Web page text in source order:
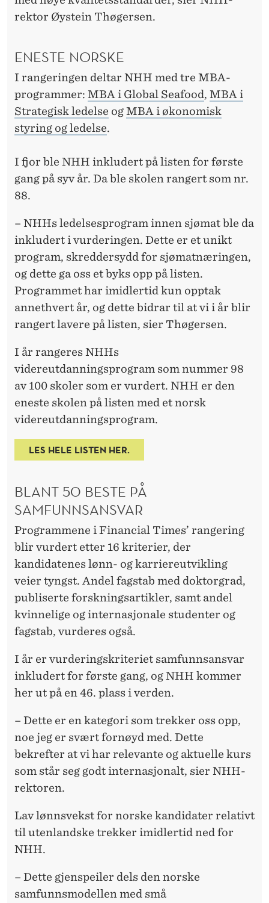
rektor Øystein Thøgersen.
ENESTE NORSKE
I rangeringen deltar NHH med tre MBA-
programmer: MBA i Global Seafood, MBA i
Strategisk ledelse ogMBA i økonomisk
styring og ledelse.
I fjor ble NHH inkludert på listen for første
gang på syv år. Da ble skolen rangert som nr.
88.
– NHHs ledelsesprogram innen sjømat ble da
inkludert i vurderingen. Dette er et unikt
program, skreddersydd for sjømatnæringen,
og dette ga oss et byks opp på listen.
Programmet har imidlertid kun opptak
annethvert år, og dette bidrar til at vi i år blir
rangert lavere på listen, sier Thøgersen.
I år rangeres NHHs
videreutdanningsprogram som nummer 98
av 100 skoler som er vurdert. NHH er den
eneste skolen på listen med et norsk
videreutdanningsprogram.
LES HELE LISTEN HER.
BLANT 50 BESTE PÅ
SAMFUNNSANSVAR
Programmene i Financial Times’ rangering
blir vurdert etter 16 kriterier, der
kandidatenes lønn- og karriereutvikling
veier tyngst. Andel fagstab med doktorgrad,
publiserte forskningsartikler, samt andel
kvinnelige og internasjonale studenter og
fagstab, vurderes også.
I år er vurderingskriteriet samfunnsansvar
inkludert for første gang, og NHH kommer
her ut på en 46. plass i verden.
– Dette er en kategori som trekker oss opp,
noe jeg er svært fornøyd med. Dette
bekrefter at vi har relevante og aktuelle kurs
som står seg godt internasjonalt, sier NHH-
rektoren.
Lav lønnsvekst for norske kandidater relativt
til utenlandske trekker imidlertid ned for
NHH.
– Dette gjenspeiler dels den norske
samfunnsmodellen med små